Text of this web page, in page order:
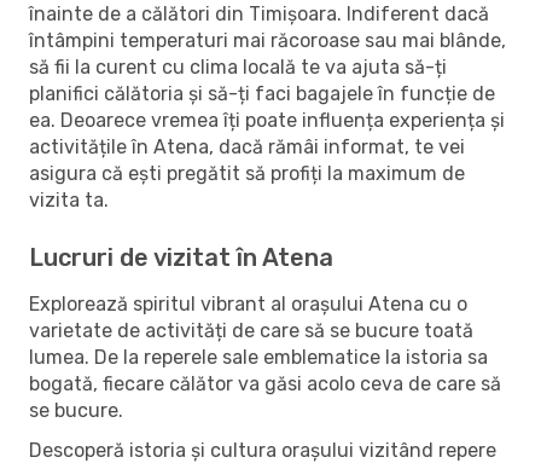
înainte de a călători din Timișoara. Indiferent dacă
întâmpini temperaturi mai răcoroase sau mai blânde,
să fii la curent cu clima locală te va ajuta să-ți
planifici călătoria și să-ți faci bagajele în funcție de
ea. Deoarece vremea îți poate influența experiența și
activitățile în Atena, dacă rămâi informat, te vei
asigura că ești pregătit să profiți la maximum de
vizita ta.
Lucruri de vizitat în Atena
Explorează spiritul vibrant al orașului Atena cu o
varietate de activități de care să se bucure toată
lumea. De la reperele sale emblematice la istoria sa
bogată, fiecare călător va găsi acolo ceva de care să
se bucure.
Descoperă istoria și cultura orașului vizitând repere